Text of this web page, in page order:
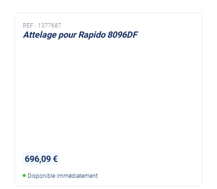
REF : 1377687
Attelage pour Rapido 8096DF
696,09 €
Disponible immédiatement